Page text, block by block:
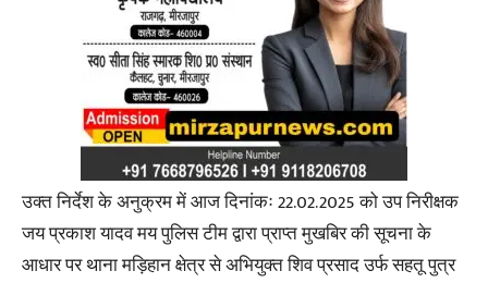
उक्त निर्देश के अनुक्रम में आज दिनांकः 22.02.2025 को उप निरीक्षक
जय प्रकाश यादव मय पुलिस टीम द्वारा प्राप्त मुखबिर की सूचना के
आधार पर थाना मड़िहान क्षेत्र से अभियुक्त शिव प्रसाद उर्फ सहतू पुत्र